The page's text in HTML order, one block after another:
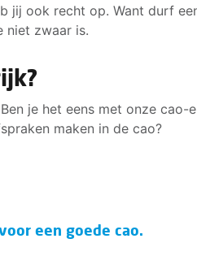
jij ook recht op. Want durf
niet zwaar is.
je het eens met onze cao-
maken in de cao?
een goede cao.